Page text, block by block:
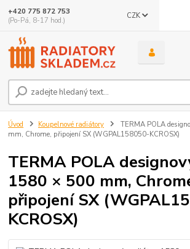
CZK
+420 775 872 753
(Po-Pá, 8-17 hod.)
Úvod Koupelnové radiátory
TERMA POLA
mm, Chrome, připojení SX (WGPAL158050-KCROSX)
TERMA POLA
1580 × 500 mm,
připojení SX
KCROSX)